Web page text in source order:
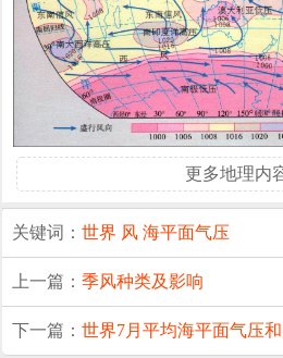
更多地理内
关键词：世界 风 海平面气压
上一篇：季风种类及影响
下一篇：世界7月平均海平面气压